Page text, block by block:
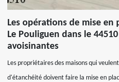
Les opérations de mise en
Le Pouliguen dans le
avoisinantes
Les propriétaires des maisons qui
d'étanchéité doivent faire la mise en